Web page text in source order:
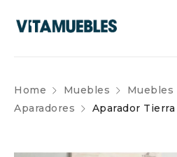
Home Muebles
Muebles
Aparadores
Aparador Tierra